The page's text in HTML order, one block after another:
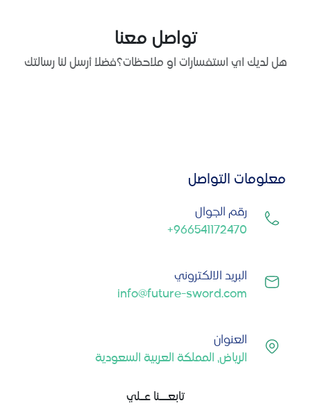
تواصل معنا
هل لديك اي استفسارات او ملاحظات؟فضلا أرسل لنا رسالتك
معلومات التواصل
رقم الجوال
+966541172470
البريد الالكتروني
info@future-sword.com
العنوان
الرياض، المملكة العربية السعودية
تابعــنا عـلي